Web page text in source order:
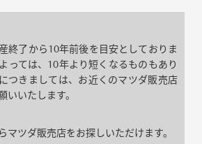
終了から10年前後を目安としておりま
っては、10年より短くなるものもあり
つきましては、お近くのマツダ販売店
いいたします。
マツダ販売店をお探しいただけます。